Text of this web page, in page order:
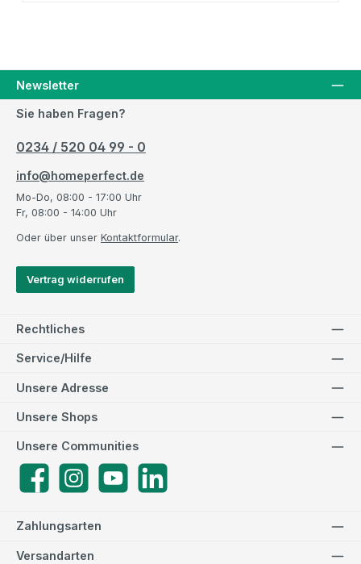
Newsletter
Sie haben Fragen?
0234 / 520 04 99 - 0
info@homeperfect.de
Mo-Do, 08:00 - 17:00 Uhr
Fr, 08:00 - 14:00 Uhr
Oder über unser Kontaktformular.
Vertrag widerrufen
Rechtliches
Service/Hilfe
Zahlungsarten
Versandarten
Unsere Adresse
Unsere Communities
FacebookInstagramYouTube
Unsere Shops